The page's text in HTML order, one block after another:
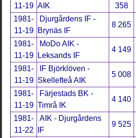
11-19 AIK
358
1981-
11-19
Djurgårdens IF -
Brynäs IF
8 265
1981-
11-19
MoDo AIK -
Leksands IF
4 149
1981-
11-19
IF Björklöven -
Skellefteå AIK
5 008
1981-
11-19
Färjestads BK -
Timrå IK
4 140
1981-
11-22
AIK - Djurgårdens
IF
9 525